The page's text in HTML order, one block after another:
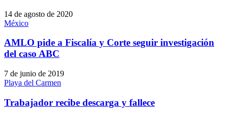
14 de agosto de 2020
México
AMLO pide a Fiscalía y Corte seguir investigación
del caso ABC
7 de junio de 2019
Playa del Carmen
Trabajador recibe descarga y fallece